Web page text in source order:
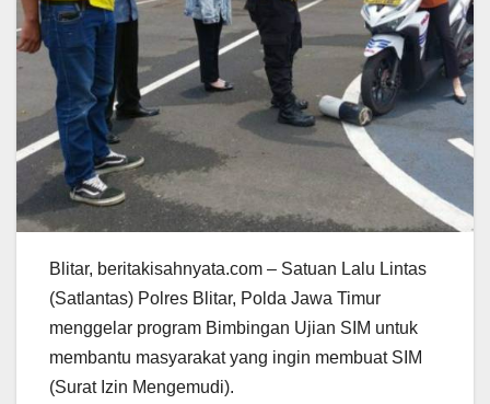
Blitar, beritakisahnyata.com – Satuan Lalu Lintas
(Satlantas) Polres Blitar, Polda Jawa Timur
menggelar program Bimbingan Ujian SIM untuk
membantu masyarakat yang ingin membuat SIM
(Surat Izin Mengemudi).